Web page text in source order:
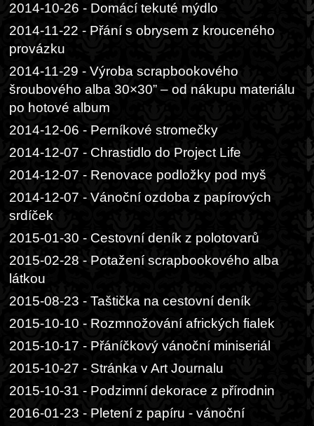
2014-10-26 - Domácí tekuté mýdlo
2014-11-22 - Přání s obrysem z krouceného
provázku
2014-11-29 - Výroba scrapbookového
šroubového alba 30×30” – od nákupu materiálu
po hotové album
2014-12-06 - Perníkové stromečky
2014-12-07 - Chrastidlo do Project Life
2014-12-07 - Renovace podložky pod myš
2014-12-07 - Vánoční ozdoba z papírových
srdíček
2015-01-30 - Cestovní deník z polotovarů
2015-02-28 - Potažení scrapbookového alba
látkou
2015-08-23 - Taštička na cestovní deník
2015-10-10 - Rozmnožování afrických fialek
2015-10-17 - Přáníčkový vánoční miniseriál
2015-10-27 - Stránka v Art Journalu
2015-10-31 - Podzimní dekorace z přírodnin
2016-01-23 - Pletení z papíru - vánoční